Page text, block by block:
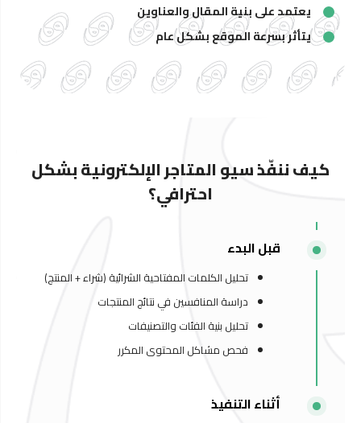
يعتمد على بنية المقال والعناوين
يتأثر بسرعة الموقع بشكل عام
كيف ننفّذ سيو المتاجر الإلكترونية بشكل
احترافي؟
قبل البدء
تحليل الكلمات المفتاحية الشرائية (شراء + المنتج)
دراسة المنافسين في نتائج المنتجات
تحليل بنية الفئات والتصنيفات
فحص مشاكل المحتوى المكرر
أثناء التنفيذ